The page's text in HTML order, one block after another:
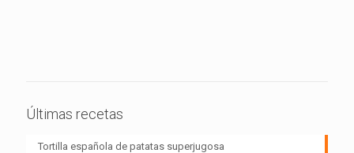
Últimas recetas
Tortilla española de patatas superjugosa